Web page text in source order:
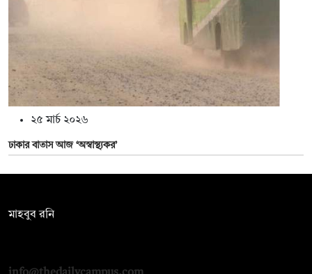
২৫ মার্চ ২০২৬
ঢাকার বাতাস আজ ‘অস্বাস্থ্যকর’
মাহবুব রনি